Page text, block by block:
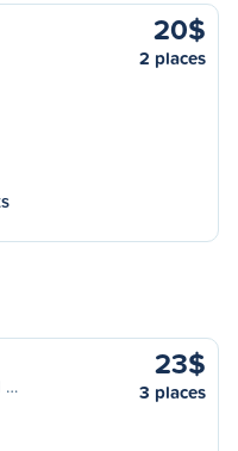
20$
2 places
…
23$
3 places